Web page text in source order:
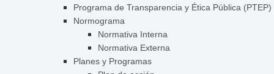
Programa de Transparencia y Ética Pública (PTEP)
Normograma
Normativa Interna
Normativa Externa
Planes y Programas